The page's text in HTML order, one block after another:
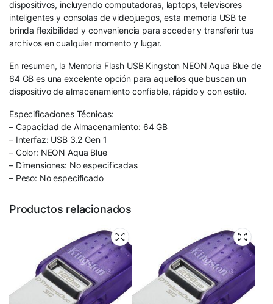
dispositivos, incluyendo computadoras, laptops, televisores
inteligentes y consolas de videojuegos, esta memoria USB te
brinda flexibilidad y conveniencia para acceder y transferir tus
archivos en cualquier momento y lugar.
En resumen, la Memoria Flash USB Kingston NEON Aqua Blue de
64 GB es una excelente opción para aquellos que buscan un
dispositivo de almacenamiento confiable, rápido y con estilo.
Especificaciones Técnicas:
– Capacidad de Almacenamiento: 64 GB
– Interfaz: USB 3.2 Gen 1
– Color: NEON Aqua Blue
– Dimensiones: No especificadas
– Peso: No especificado
Productos relacionados